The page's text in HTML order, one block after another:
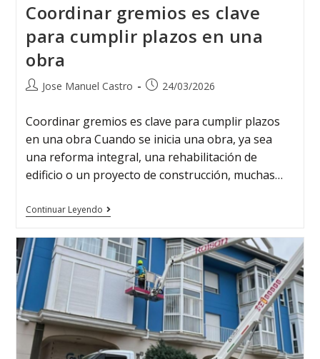
Coordinar gremios es clave
para cumplir plazos en una
obra
Jose Manuel Castro 24/03/2026
Coordinar gremios es clave para cumplir plazos
en una obra Cuando se inicia una obra, ya sea
una reforma integral, una rehabilitación de
edificio o un proyecto de construcción, muchas…
Continuar Leyendo